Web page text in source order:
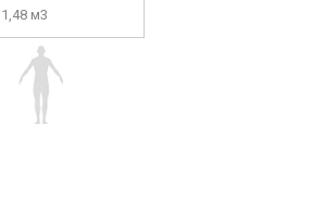
1,48 м3